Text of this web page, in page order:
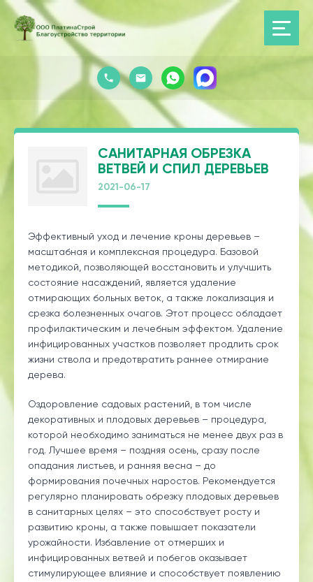
САНИТАРНАЯ ОБРЕЗКА
ВЕТВЕЙ И СПИЛ ДЕРЕВЬЕВ
2021-06-17
Эффективный уход и лечение кроны деревьев –
масштабная и комплексная процедура. Базовой
методикой, позволяющей восстановить и улучшить
состояние насаждений, является удаление
отмирающих больных веток, а также локализация и
срезка болезненных очагов. Этот процесс обладает
профилактическим и лечебным эффектом. Удаление
инфицированных участков позволяет продлить срок
жизни ствола и предотвратить раннее отмирание
дерева.
Оздоровление садовых растений, в том числе
декоративных и плодовых деревьев – процедура,
которой необходимо заниматься не менее двух раз в
год. Лучшее время – поздняя осень, сразу после
опадания листьев, и ранняя весна – до
формирования почечных наростов. Рекомендуется
регулярно планировать обрезку плодовых деревьев
в санитарных целях – это способствует росту и
развитию кроны, а также повышает показатели
урожайности. Избавление от отмерших и
инфицированных ветвей и побегов оказывает
стимулирующее влияние и способствует появлению